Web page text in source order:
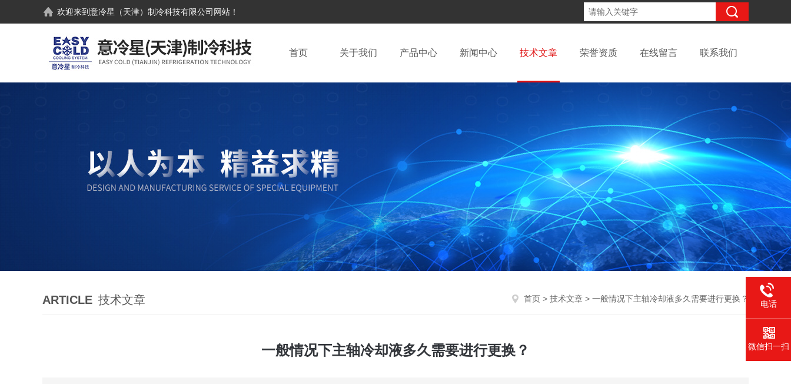
欢迎来到意冷星（天津）制冷科技有限公司 网站！
首页 关于我们 产品中心 新闻中心 技术文章 荣誉资质 在线留言 联系我们
ARTICLE 技术文章 首页 > 技术文章 > 一般情况下主轴冷却液多久需要进行更换？
一般情况下主轴冷却液多久需要进行更换？
电话
微信扫一扫